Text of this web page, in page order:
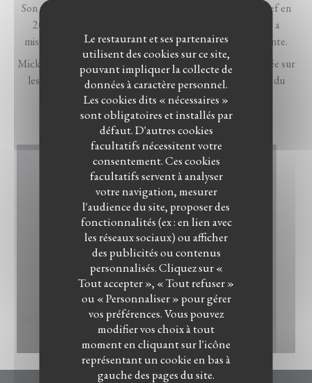
Le restaurant et ses partenaires
utilisent des cookies sur ce site,
pouvant impliquer la collecte de
données à caractère personnel.
Les cookies dits « nécessaires »
sont obligatoires et installés par
défaut. D'autres cookies
facultatifs nécessitent votre
consentement. Ces cookies
facultatifs servent à analyser
votre navigation, mesurer
l'audience du site, proposer des
fonctionnalités (ex : en lien avec
les réseaux sociaux) ou afficher
des publicités ou contenus
personnalisés. Cliquez sur «
Tout accepter », « Tout refuser »
ou « Personnaliser » pour gérer
vos préférences. Vous pouvez
modifier vos choix à tout
moment en cliquant sur l'icône
représentant un cookie en bas à
gauche des pages du site.
Son passage remarqué dans la treizième saison de Top Chef en
2022 a légitimé son talent dans le milieu gastronomique a
mis met en lumière sa personnalité passionnée et attachante.
Mickaël revendique une cuisine simple, généreuse et centrée sur
les produits de terroir avec un petit faible pour le travail du
cochon.
IMG_2525.jpeg
LE BISTROT DU WITLOOF